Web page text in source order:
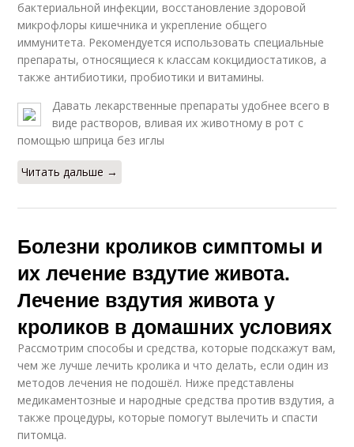
бактериальной инфекции, восстановление здоровой
микрофлоры кишечника и укрепление общего
иммунитета. Рекомендуется использовать специальные
препараты, относящиеся к классам кокцидиостатиков, а
также антибиотики, пробиотики и витамины.
Давать лекарственные препараты удобнее всего в
виде растворов, вливая их животному в рот с
помощью шприца без иглы
Читать дальше →
Болезни кроликов симптомы и
их лечение вздутие живота.
Лечение вздутия живота у
кроликов в домашних условиях
Рассмотрим способы и средства, которые подскажут вам,
чем же лучше лечить кролика и что делать, если один из
методов лечения не подошёл. Ниже представлены
медикаментозные и народные средства против вздутия, а
также процедуры, которые помогут вылечить и спасти
питомца.